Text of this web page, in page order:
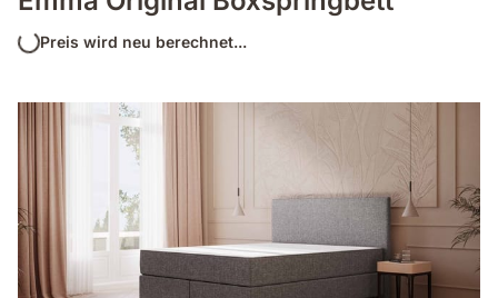
Preis wird neu berechnet...